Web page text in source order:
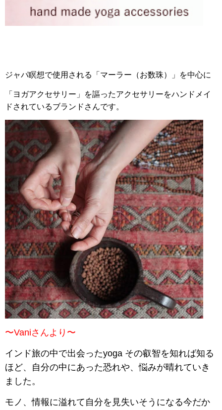
ジャパ瞑想で使用される「マーラー（お数珠）」を中心に
「ヨガアクセサリー」を謳ったアクセサリーをハンドメイ
ドされているブランドさんです。
〜Vaniさんより〜
インド旅の中で出会ったyoga その叡智を知れば知る
ほど、自分の中にあった恐れや、悩みが晴れていき
ました。
モノ、情報に溢れて自分を見失いそうになる今だか